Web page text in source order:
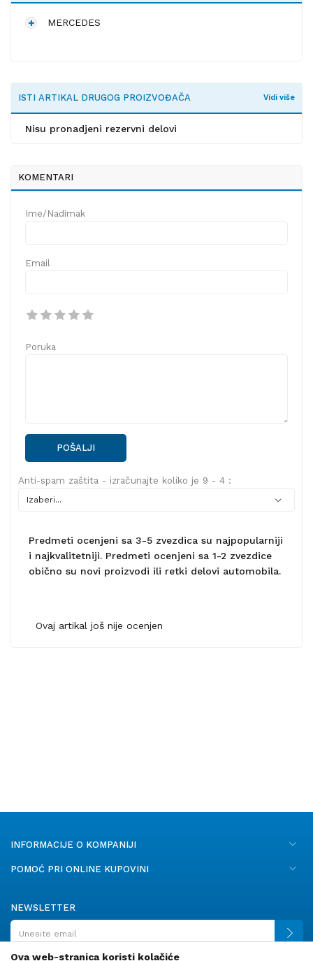
MERCEDES
ISTI ARTIKAL DRUGOG PROIZVOĐAČA Vidi više
Nisu pronadjeni rezervni delovi
KOMENTARI
Ime/Nadimak
Email
Poruka
POŠALJI
Anti-spam zaštita - izračunajte koliko je 9 - 4 :
Predmeti ocenjeni sa 3-5 zvezdica su najpopularniji
i najkvalitetniji. Predmeti ocenjeni sa 1-2 zvezdice
obično su novi proizvodi ili retki delovi automobila.
Ovaj artikal još nije ocenjen
INFORMACIJE O KOMPANIJI
POMOĆ PRI ONLINE KUPOVINI
NEWSLETTER
Ova web-stranica koristi kolačiće